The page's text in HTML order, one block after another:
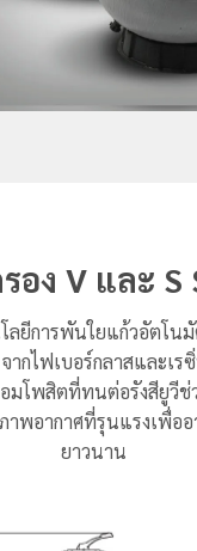
อง V และ S
ลยีการพันใยแก้วอัตโน
จากไฟเบอร์กลาสและเ
มโพสิตที่ทนต่อรังสียูวีช่
พอากาศที่รุนแรงเพื่ออ
ยาวนาน